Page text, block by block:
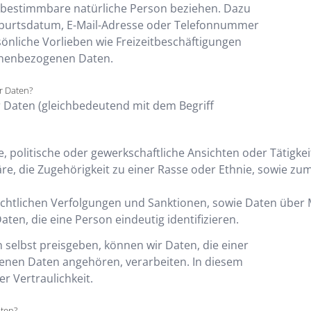
natürliche Person beziehen. Dazu
E-Mail-Adresse oder Telefonnummer
Vorlieben wie Freizeitbeschäftigungen
Daten.
Daten?
(gleichbedeutend mit dem Begriff
politische oder gewerkschaftliche Ansichten oder
die Zugehörigkeit zu einer Rasse oder Ethnie, sowie
Verfolgungen und Sanktionen, sowie Daten über
die eine Person eindeutig identifizieren.
preisgeben, können wir Daten, die einer
Daten angehören, verarbeiten. In diesem
Vertraulichkeit.